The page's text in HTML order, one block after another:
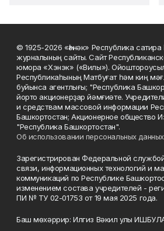
© 1925-2026 «Һәнәк» Республика
журналының сайты. Сайт
юмора «Хэнэк» («Вилы»).
Республикаһының Матбуғат һәм киң
буйынса агентлығы; "Республика
йорто акционерҙар йәмғиәте.
и средствам массовой информации
Башкортостан; Акционерное общество
"Республика Башкортостан".
Об использовании персональных данных
Зарегистрирован Федеральной
связи, информационных технологий и
коммуникаций по Республике
изменением состава учредителей -
ПИ № ТУ 02-01753 от 19 мая 2025 года.
Баш мөхәррир: Илгиз Вәкил улы